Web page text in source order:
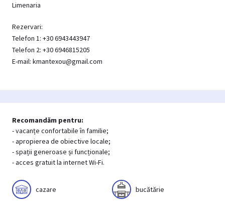
Limenaria
Rezervari:
Telefon 1: +30 6943443947
Telefon 2: +30 6946815205
E-mail: kmantexou@gmail.com
Recomandăm pentru:
- vacanțe confortabile în familie;
- apropierea de obiective locale;
- spații generoase și funcționale;
- acces gratuit la internet Wi-Fi.
cazare bucătărie